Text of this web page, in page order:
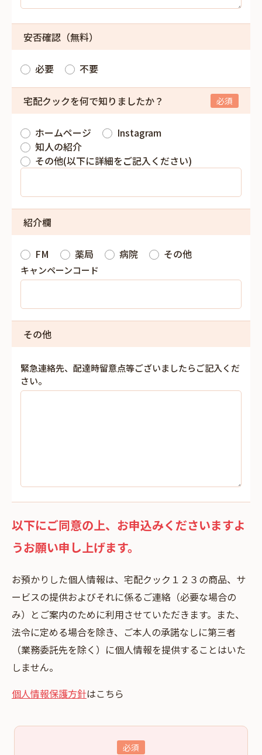
安否確認（無料）
必要 不要
宅配クックを何で知りましたか？
ホームページ
Instagram
知人の紹介
その他(以下に詳細をご記入ください)
紹介欄
FM 薬局 病院 その他
キャンペーンコード
その他
緊急連絡先、配達時留意点等ございましたらご記入くだ
さい。
以下にご同意の上、お申込みくださいますよ
うお願い申し上げます。
お預かりした個⼈情報は、宅配クック１２３の商品、サ
ービスの提供およびそれに係るご連絡（必要な場合の
み）とご案内のために利⽤させていただきます。また、
法令に定める場合を除き、ご本⼈の承諾なしに第三者
（業務委託先を除く）に個⼈情報を提供することはいた
しません。
個人情報保護方針はこちら